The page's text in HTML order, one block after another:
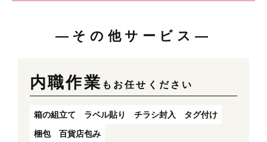
―その他サービス―
内職作業 もお任せください
箱の組立て ラベル貼り チラシ封入
タグ付け
梱包
百貨店包み